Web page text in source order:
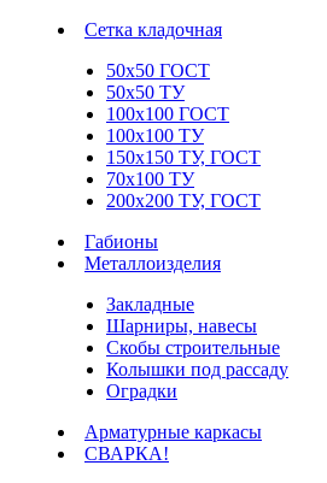
Сетка кладочная
50х50 ГОСТ
50х50 ТУ
100х100 ГОСТ
100х100 ТУ
150х150 ТУ, ГОСТ
70х100 ТУ
200х200 ТУ, ГОСТ
Габионы
Металлоизделия
Закладные
Шарниры, навесы
Скобы строительные
Колышки под рассаду
Оградки
Арматурные каркасы
СВАРКА!